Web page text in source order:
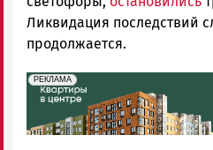
Ликвидация последствий
продолжается.
erid: 2SDnjdeSPnB
РЕКЛАМА
Реклама